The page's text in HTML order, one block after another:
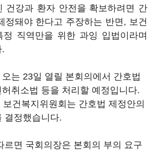
건강과 환자 안전을 확보하려면 간
정돼야 한다고 주장하는 반면, 보건
정 직역만을 위한 과잉 입법이라며
는 23일 열릴 본회의에서 간호법
취소법 등을 처리할 예정입니다.
건복지위원회는 간호법 제정안의
결정했습니다.
르면 국회의장은 본회의 부의 요구